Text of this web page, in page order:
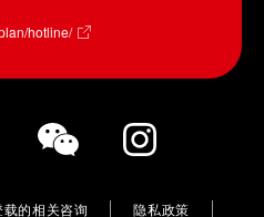
hotline/
载的相关咨询 隐私政策